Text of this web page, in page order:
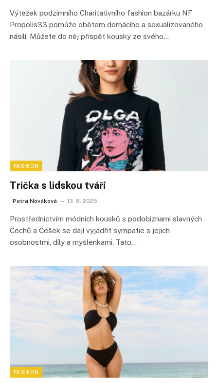
Výtěžek podzimního Charitativního fashion bazárku NF
Propolis33 pomůže obětem domácího a sexualizovaného
násilí. Můžete do něj přispět kousky ze svého…
FASHION
Trička s lidskou tváří
Petra Nováková 13. 8. 2025
Prostřednictvím módních kousků s podobiznami slavných
Čechů a Češek se dají vyjádřit sympatie s jejich
osobnostmi, díly a myšlenkami. Tato…
FASHION